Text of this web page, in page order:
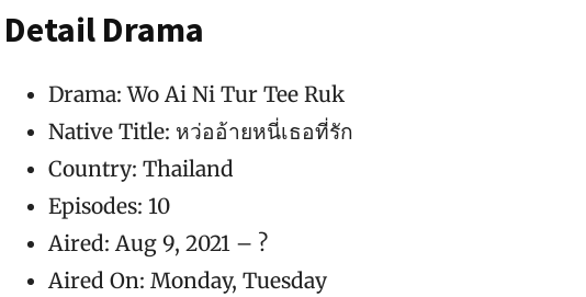
Detail Drama
Drama: Wo Ai Ni Tur Tee Ruk
Native Title: หว่ออ้ายหนี่เธอที่รัก
Country: Thailand
Episodes: 10
Aired: Aug 9, 2021 – ?
Aired On: Monday, Tuesday